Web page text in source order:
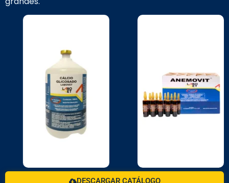
DESCARGAR CATÁLOGO